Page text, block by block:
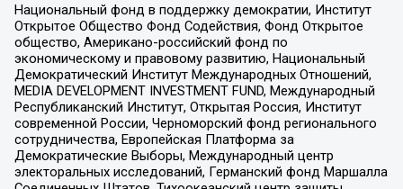
Национальный фонд в поддержку демократии, Институт
Открытое Общество Фонд Содействия, Фонд Открытое
общество, Американо-российский фонд по
экономическому и правовому развитию, Национальный
Демократический Институт Международных Отношений,
MEDIA DEVELOPMENT INVESTMENT FUND, Международный
Республиканский Институт, Открытая Россия, Институт
современной России, Черноморский фонд регионального
сотрудничества, Европейская Платформа за
Демократические Выборы, Международный центр
электоральных исследований, Германский фонд Маршалла